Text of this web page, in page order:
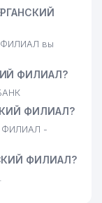
ФИЛИАЛ вы
ФИЛИАЛ?
ФИЛИАЛ?
ФИЛИАЛ -
ФИЛИАЛ?